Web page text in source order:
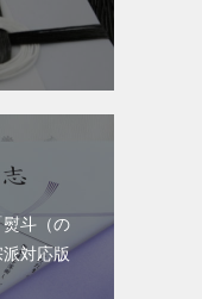
斗（の
派対応版